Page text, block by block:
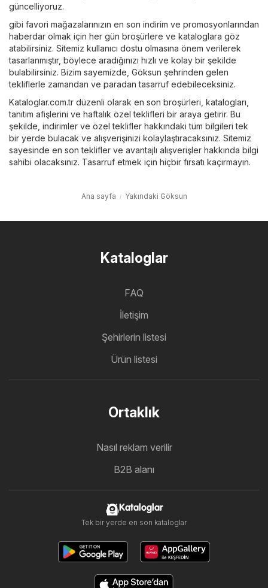
güncelliyoruz.
gibi favori mağazalarınızın en son indirim ve promosyonlarından
haberdar olmak için her gün broşürlere ve kataloglara göz
atabilirsiniz. Sitemiz kullanıcı dostu olmasına önem verilerek
tasarlanmıştır, böylece aradığınızı hızlı ve kolay bir şekilde
bulabilirsiniz. Bizim sayemizde, Göksun şehrinden gelen
tekliflerle zamandan ve paradan tasarruf edebileceksiniz.
Kataloglar.com.tr düzenli olarak en son broşürleri, katalogları,
tanıtım afişlerini ve haftalık özel teklifleri bir araya getirir. Bu
şekilde, indirimler ve özel teklifler hakkındaki tüm bilgileri tek
bir yerde bulacak ve alışverişinizi kolaylaştıracaksınız. Sitemiz
sayesinde en son teklifler ve avantajlı alışverişler hakkında bilgi
sahibi olacaksınız. Tasarruf etmek için hiçbir fırsatı kaçırmayın.
Ana sayfa Yakındaki Göksun
Kataloglar
FAQ
İletişim
Şehirlerin listesi
Ürün listesi
Ortaklık
Nasıl reklam verilir
B2B alanı
Kataloglar
Tek bir yerde en son kataloglar